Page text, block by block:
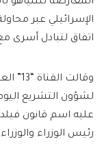
المعارضة لنتنياهو
الإسرائيلي عبر
اتفاق لتبادل أسرى
وقالت
لشؤون التشريع
عليه اسم قانون
رئيس الوزراء